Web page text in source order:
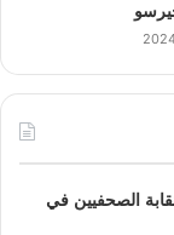
الصحفيين في